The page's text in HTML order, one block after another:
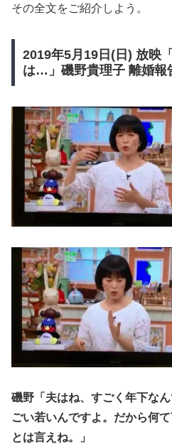
その全文をご紹介しよう。
2019年5月19日(日) 放映
は…」磯野貴理子 離婚報
磯野「夫はね、すごく年下な
ごい若いんですよ。だから何
とは言えね。」